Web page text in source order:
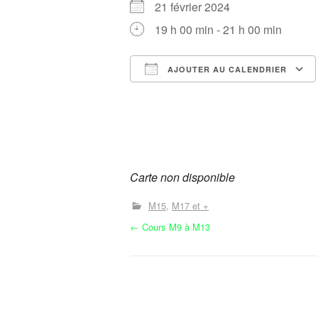
21 février 2024
19 h 00 min - 21 h 00 min
AJOUTER AU CALENDRIER
Carte non disponible
M15 M17 et +
N
← Cours M9 à M13